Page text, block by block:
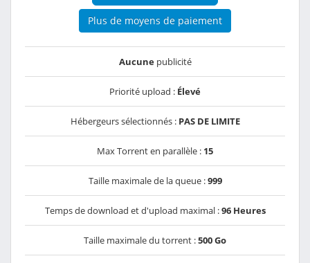
Plus de moyens de paiement
Aucunepublicité
Priorité upload : Élevé
Hébergeurs sélectionnés : PAS DE LIMITE
Max Torrent en parallèle : 15
Taille maximale de la queue :999
Temps de download et d'upload maximal :96 Heures
Taille maximale du torrent :500 Go